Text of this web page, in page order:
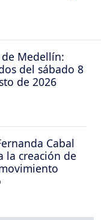
Medellín:
del sábado 8
de 2026
Cabal
la creación de